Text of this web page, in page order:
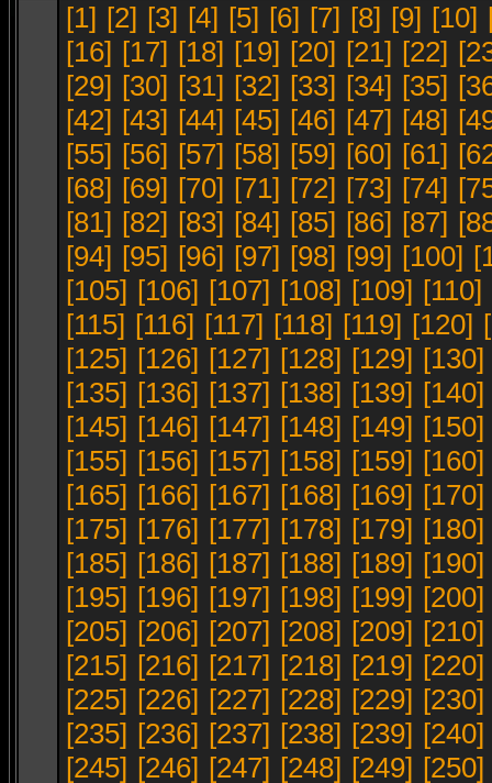
[1] [2] [3] [4] [5] [6] [7] [8] [9] [10]
[16] [17] [18] [19] [20] [21] [22]
[29] [30] [31] [32] [33] [34] [35]
[42] [43] [44] [45] [46] [47] [48]
[55] [56] [57] [58] [59] [60] [61]
[68] [69] [70] [71] [72] [73] [74]
[81] [82] [83] [84] [85] [86] [87]
[94] [95] [96] [97] [98] [99] [100]
[105] [106] [107] [108] [109] [110]
[115] [116] [117] [118] [119] [120]
[125] [126] [127] [128] [129] [130]
[135] [136] [137] [138] [139] [140]
[145] [146] [147] [148] [149] [150]
[155] [156] [157] [158] [159] [160]
[165] [166] [167] [168] [169] [170]
[175] [176] [177] [178] [179] [180]
[185] [186] [187] [188] [189] [190]
[195] [196] [197] [198] [199] [200]
[205] [206] [207] [208] [209] [210]
[215] [216] [217] [218] [219] [220]
[225] [226] [227] [228] [229] [230]
[235] [236] [237] [238] [239] [240]
[245] [246] [247] [248] [249] [250]